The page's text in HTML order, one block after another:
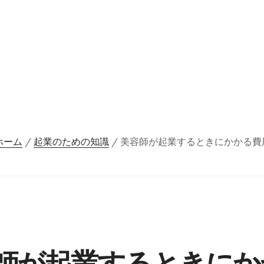
ーム / 起業のための知識 / 美容師が起業するときにかかる